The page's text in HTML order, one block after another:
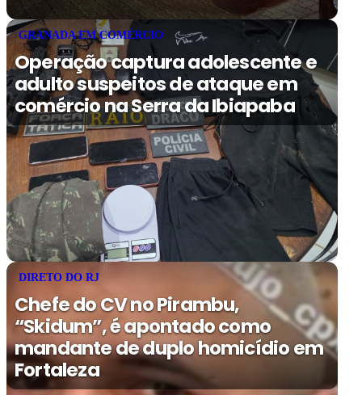
GRANADA EM COMÉRCIO
Operação captura adolescente e
adulto suspeitos de ataque em
comércio na Serra da Ibiapaba
DIRETO DO RJ
Chefe do CV no Pirambu,
“Skidum”, é apontado como
mandante de duplo homicídio em
Fortaleza